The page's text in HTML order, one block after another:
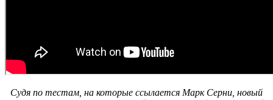
Судя по тестам, на которые ссылается Марк Серни, новый